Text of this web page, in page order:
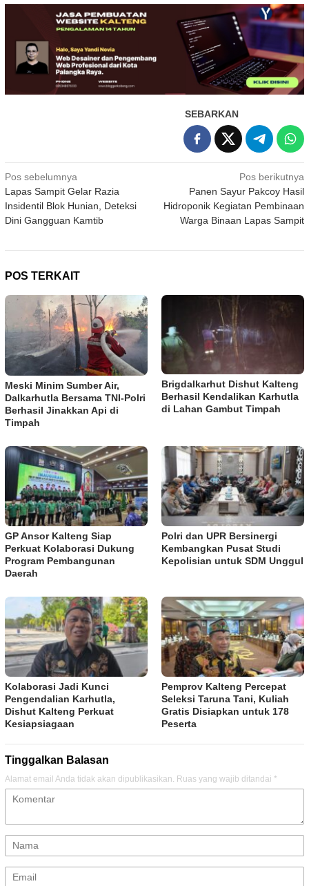
SEBARKAN
Navigasi
pos
Pos sebelumnya
Lapas Sampit Gelar Razia
Insidentil Blok Hunian, Deteksi
Dini Gangguan Kamtib
Pos berikutnya
Panen Sayur Pakcoy Hasil
Hidroponik Kegiatan Pembinaan
Warga Binaan Lapas Sampit
POS TERKAIT
Meski Minim Sumber Air,
Dalkarhutla Bersama TNI-Polri
Berhasil Jinakkan Api di
Timpah
Brigdalkarhut Dishut Kalteng
Berhasil Kendalikan Karhutla
di Lahan Gambut Timpah
GP Ansor Kalteng Siap
Perkuat Kolaborasi Dukung
Program Pembangunan
Daerah
Polri dan UPR Bersinergi
Kembangkan Pusat Studi
Kepolisian untuk SDM Unggul
Kolaborasi Jadi Kunci
Pengendalian Karhutla,
Dishut Kalteng Perkuat
Kesiapsiagaan
Pemprov Kalteng Percepat
Seleksi Taruna Tani, Kuliah
Gratis Disiapkan untuk 178
Peserta
Tinggalkan Balasan
Alamat email Anda tidak akan dipublikasikan. Ruas yang wajib ditandai *